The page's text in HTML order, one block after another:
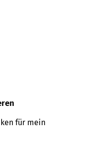
für mein